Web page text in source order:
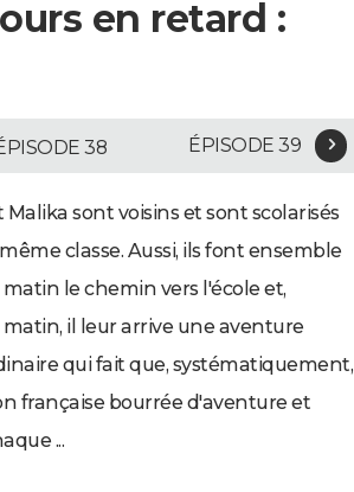
en retard :
38 ÉPISODE 39
Malika sont voisins et sont scolarisés
classe. Aussi, ils font ensemble
le chemin vers l'école et,
il leur arrive une aventure
qui fait que, systématiquement,
française bourrée d'aventure et
...